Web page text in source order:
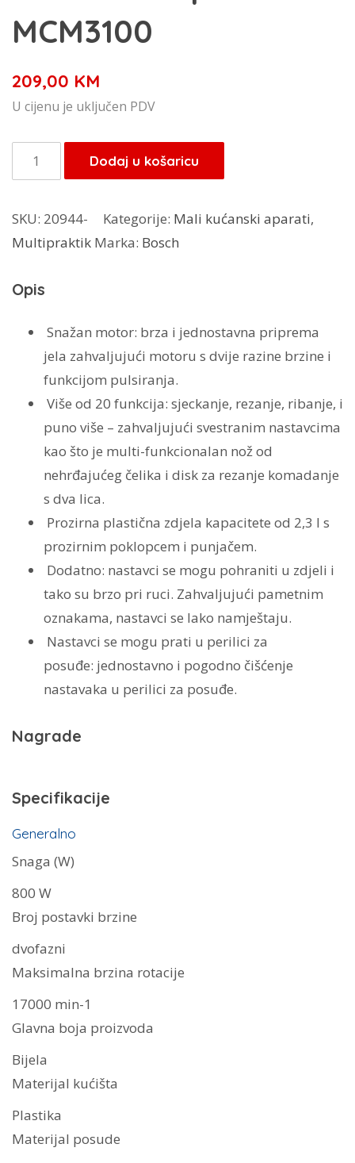
MCM3100
209,00 KM
U cijenu je uključen PDV
Bosch
multipraktik
količina
Dodaj u košaricu
SKU: 20944- Kategorije: Mali kućanski aparati,
Multipraktik Marka: Bosch
Opis
Snažan motor: brza i jednostavna priprema
jela zahvaljujući motoru s dvije razine brzine i
funkcijom pulsiranja.
Više od 20 funkcija: sjeckanje, rezanje, ribanje, i
puno više – zahvaljujući svestranim nastavcima
kao što je multi-funkcionalan nož od
nehrđajućeg čelika i disk za rezanje komadanje
s dva lica.
Prozirna plastična zdjela kapacitete od 2,3 l s
prozirnim poklopcem i punjačem.
Dodatno: nastavci se mogu pohraniti u zdjeli i
tako su brzo pri ruci. Zahvaljujući pametnim
oznakama, nastavci se lako namještaju.
Nastavci se mogu prati u perilici za
posuđe: jednostavno i pogodno čišćenje
nastavaka u perilici za posuđe.
Nagrade
Specifikacije
Generalno
Snaga (W)
800 W
Broj postavki brzine
dvofazni
Maksimalna brzina rotacije
17000 min-1
Glavna boja proizvoda
Bijela
Materijal kućišta
Plastika
Materijal posude